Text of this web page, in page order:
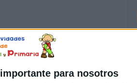
para nosotros